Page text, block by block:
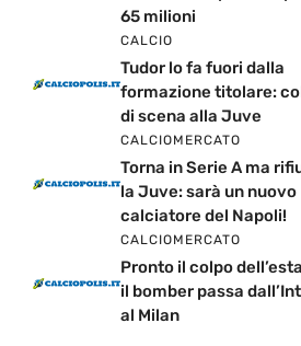
65 milioni
CALCIO
Tudor lo fa fuori dalla
formazione titolare:
di scena alla Juve
CALCIOMERCATO
Torna in Serie A ma
la Juve: sarà un nuovo
calciatore del Napoli!
CALCIOMERCATO
Pronto il colpo
il bomber passa
al Milan